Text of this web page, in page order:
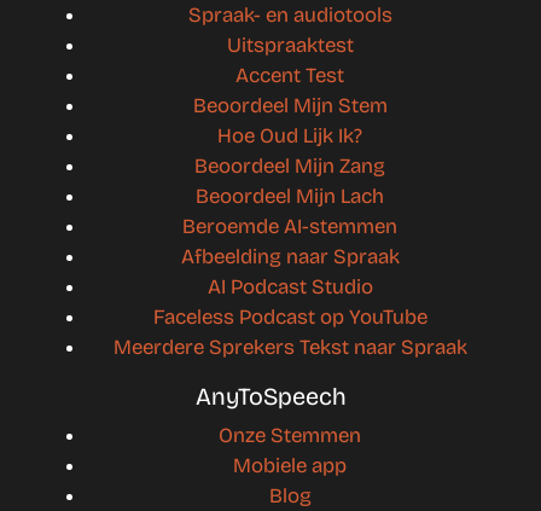
Spraak- en audiotools
Uitspraaktest
Accent Test
Beoordeel Mijn Stem
Hoe Oud Lijk Ik?
Beoordeel Mijn Zang
Beoordeel Mijn Lach
Beroemde AI-stemmen
Afbeelding naar Spraak
AI Podcast Studio
Faceless Podcast op YouTube
Meerdere Sprekers Tekst naar Spraak
AnyToSpeech
Onze Stemmen
Mobiele app
Blog